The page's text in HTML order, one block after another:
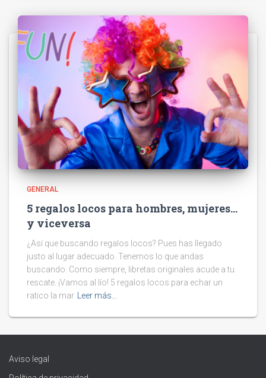
GENERAL
5 regalos locos para hombres, mujeres…
y viceversa
¿Así que buscando regalos locos? Pues has llegado
justo al lugar adecuado. Tenemos lo que andas
buscando. Como siempre, libretas originales acude a tu
rescate. ¡Vamos al lío! 5 regalos locos para echar un
ratico la mar
Leer más…
Aviso legal